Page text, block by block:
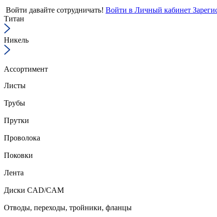
Войти давайте сотрудничать! Войти в Личный кабинет
Титан
Никель
Ассортимент
Листы
Трубы
Прутки
Проволока
Поковки
Лента
Диски CAD/CAM
Отводы, переходы, тройники, фланцы